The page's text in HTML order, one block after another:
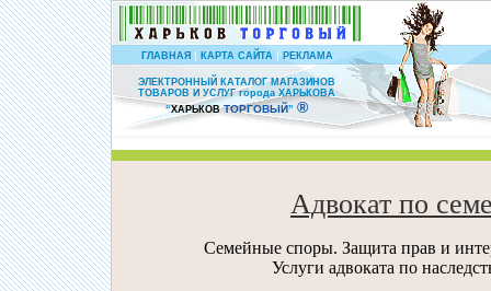
ГЛАВНАЯ| КАРТА САЙТА | РЕКЛАМА
ЭЛЕКТРОННЫЙ КАТАЛОГ МАГАЗИНОВ
ТОВАРОВ И УСЛУГ города ХАРЬКОВА
“ХАРЬКОВ ТОРГОВЫЙ” ®
Адвокат по
Семейные споры. Защита прав и
Услуги адвоката по